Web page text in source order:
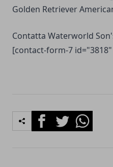
Golden Retriever
Contatta Waterworld
[contact-form-7
FacebookTwitterWhatsapp